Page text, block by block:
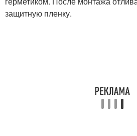
защитную пленку.